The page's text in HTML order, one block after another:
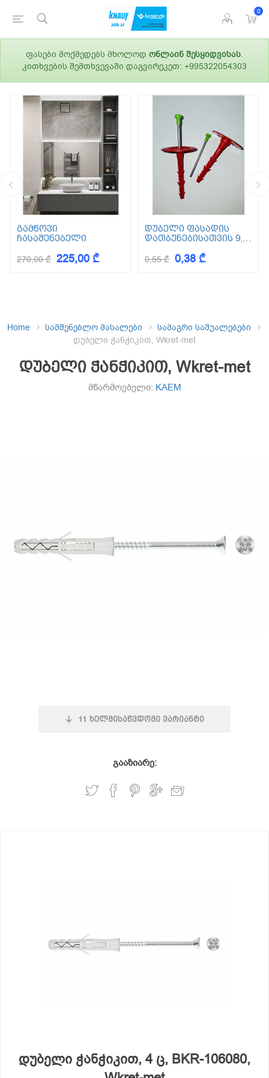
0
ფასები მოქმედებს მხოლოდ ონლაინ შესყიდვისას.
კითხვების შემთხვევაში დაგვირეკეთ: +995322054303
გამწოვი
ჩასაშენებელი
270,00 ₾ 225,00 ₾
დუბელი ფასადის
დათბუნებისათვის 9,5
0,55 ₾ 0,38 ₾
Home სამშენებლო მასალები
სამაგრი საშუალებები
დუბელი ჭანჭიკით, Wkret-met
დუბელი ჭანჭიკით, Wkret-met
მწარმოებელი: KAEM
11 ხელმისაწვდომი ვარიანტი
გააზიარე:
დუბელი ჭანჭიკით, 4 ც, BKR-106080,